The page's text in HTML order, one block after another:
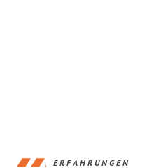
ERFAHRUNGEN